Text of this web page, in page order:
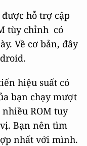
hỗ trợ cập
tùy chỉnh có
Về cơ bản, đây
hiệu suất có
bạn chạy mượt
ROM tuy
Bạn nên tìm
nhất với mình.